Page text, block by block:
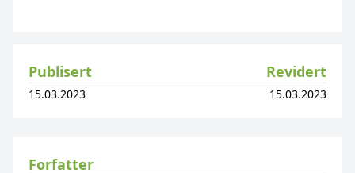
Publisert Revidert
15.03.2023 15.03.2023
Forfatter